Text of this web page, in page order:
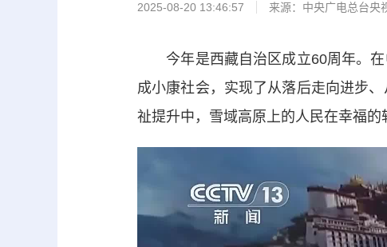
2025-08-20 13:46:57 来源： 中央广电总台央
今年是西藏自治区成立60周年。在
成小康社会，实现了从落后走向进步
祉提升中，雪域高原上的人民在幸福的